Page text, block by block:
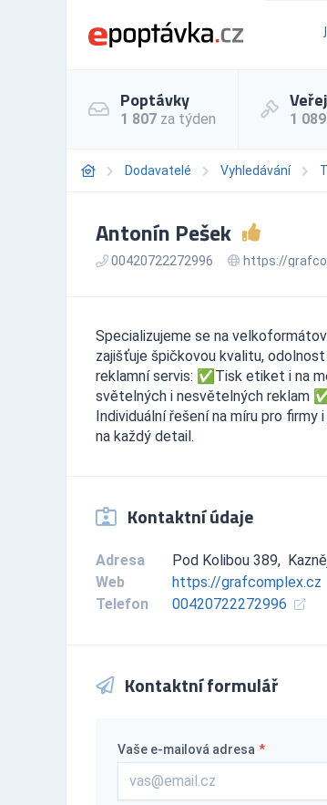
Poptávky
1 807 za týden 1 089
Dodavatelé Vyhledávání
Antonín Pešek
00420722272996 https://
Specializujeme se na
zajišťuje špičkovou kvalitu,
reklamní servis: ✅Tisk etiket i na
světelných i nesvětelných reklam
Individuální řešení na míru pro
na každý detail.
Kontaktní údaje
Adresa
Pod Kolibou 389,
Web
https://grafcomplex.cz
Telefon
00420722272996
Kontaktní formulář
Vaše e-mailová adresa *